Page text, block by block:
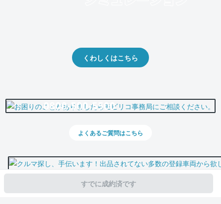
すでに成約済です
くわしくはこちら
0800-500-5500
よくあるご質問はこちら